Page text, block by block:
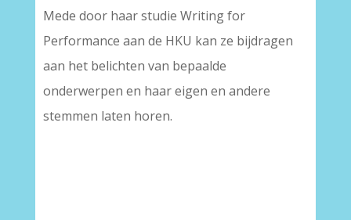
Mede door haar studie Writing for
Performance aan de HKU kan ze bijdragen
aan het belichten van bepaalde
onderwerpen en haar eigen en andere
stemmen laten horen.